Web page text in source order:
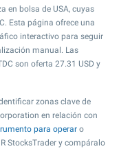
en bolsa de USA, cuyas
Esta página ofrece una
interactivo para seguir
manual. Las
son oferta 27.31 USD y
zonas clave de
en relación con
para operar o
StocksTrader y compáralo